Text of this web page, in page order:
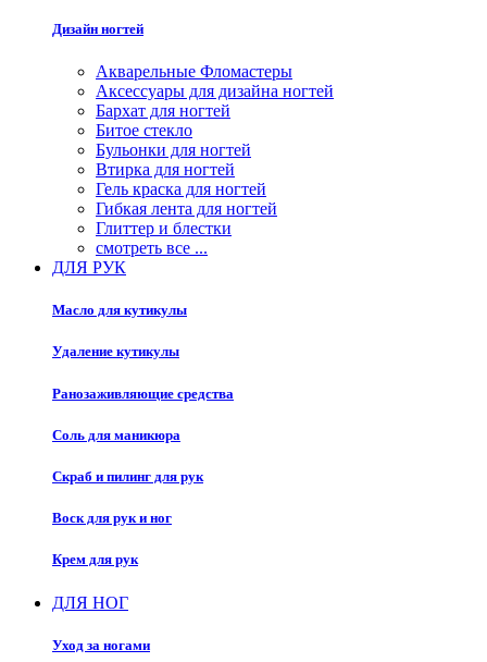
Дизайн ногтей
Акварельные Фломастеры
Аксессуары для дизайна ногтей
Бархат для ногтей
Битое стекло
Бульонки для ногтей
Втирка для ногтей
Гель краска для ногтей
Гибкая лента для ногтей
Глиттер и блестки
смотреть все ...
ДЛЯ РУК
Масло для кутикулы
Удаление кутикулы
Ранозаживляющие средства
Соль для маникюра
Скраб и пилинг для рук
Воск для рук и ног
Крем для рук
ДЛЯ НОГ
Уход за ногами